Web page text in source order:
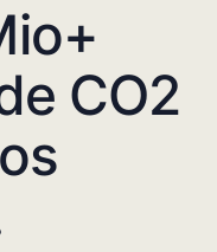
CO2